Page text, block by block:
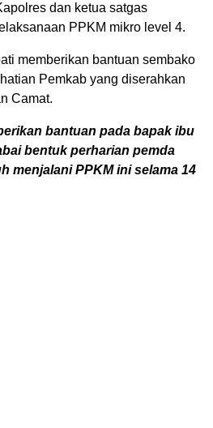
dan ketua satgas
PPKM mikro level 4.
memberikan bantuan sembako
Pemkab yang diserahkan
Camat.
bantuan pada bapak ibu
bentuk perharian pemda
menjalani PPKM ini selama 14